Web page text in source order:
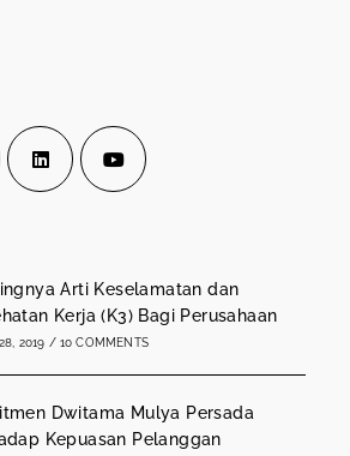
new
tab
new
tab
Arti Keselamatan dan
Kerja (K3) Bagi Perusahaan
2019 / 10 COMMENTS
Dwitama Mulya Persada
Kepuasan Pelanggan